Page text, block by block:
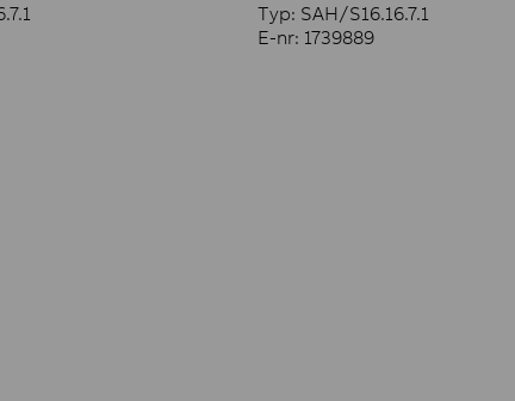
Typ: SAH/S16.16.7.1
E-nr: 1739889